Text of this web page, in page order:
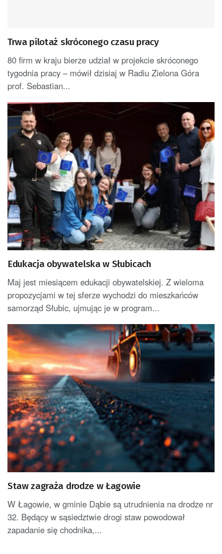
Trwa pilotaż skróconego czasu pracy
80 firm w kraju bierze udział w projekcie skróconego
tygodnia pracy – mówił dzisiaj w Radiu Zielona Góra
prof. Sebastian...
Edukacja obywatelska w Słubicach
Maj jest miesiącem edukacji obywatelskiej. Z wieloma
propozycjami w tej sferze wychodzi do mieszkańców
samorząd Słubic, ujmując je w program...
Staw zagraża drodze w Łagowie
W Łagowie, w gminie Dąbie są utrudnienia na drodze nr
32. Będący w sąsiedztwie drogi staw powodował
zapadanie się chodnika,...